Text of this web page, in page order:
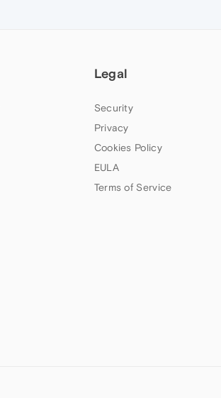
Legal
Security
Privacy
Cookies Policy
EULA
Terms of Service